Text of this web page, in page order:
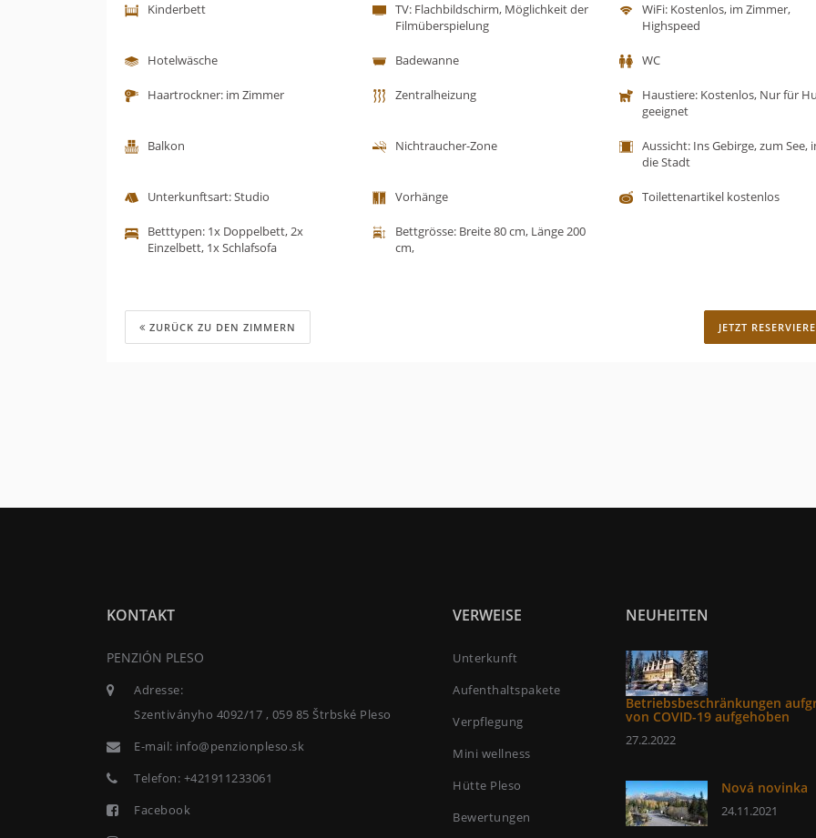
Kinderbett
TV: Flachbildschirm, Möglichkeit der
Filmüberspielung
WiFi: Kostenlos, im Zimmer,
Highspeed
Hotelwäsche Badewanne WC
Haartrockner: im Zimmer Zentralheizung
Haustiere: Kostenlos, Nur für
geeignet
Balkon Nichtraucher-Zone
Aussicht: Ins Gebirge, zum See,
die Stadt
Unterkunftsart: Studio Vorhänge Toilettenartikel kostenlos
Betttypen: 1x Doppelbett, 2x
Einzelbett, 1x Schlafsofa
Bettgrösse: Breite 80 cm, Länge 200
cm,
JETZT
ZURÜCK ZU DEN ZIMMERN
KONTAKT
PENZIÓN PLESO
Adresse:
Szentiványho 4092/17 , 059 85 Štrbské Pleso
E-mail: info@penzionpleso.sk
Telefon: +421911233061
Facebook
VERWEISE
Unterkunft
Aufenthaltspakete
Verpflegung
Mini wellness
Hütte Pleso
Bewertungen
NEUHEITEN
Betriebsbeschränkungen
von COVID-19 aufgehoben
27.2.2022
Nová novinka
24.11.2021